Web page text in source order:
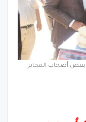
بعض أصحاب المخابز